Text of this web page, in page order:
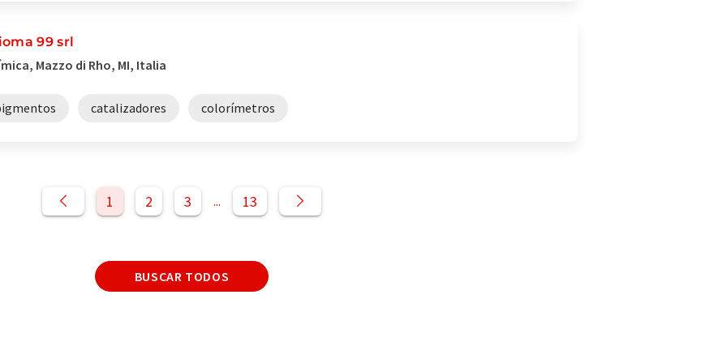
99 srl
Mazzo di Rho, MI, Italia
catalizadores colorímetros
1 2 3 ... 13
BUSCAR TODOS